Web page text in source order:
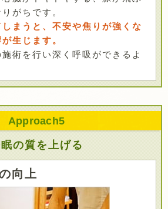
がちです。
まうと、不安や焦りが強くな
生じます。
術を行い深く呼吸ができるよ
Approach5
の質を上げる
向上